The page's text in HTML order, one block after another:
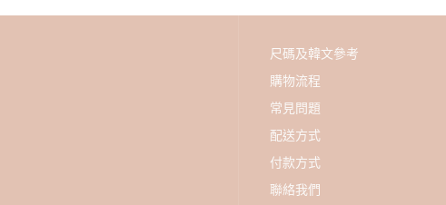
尺碼及韓文參考
購物流程
常見問題
配送方式
付款方式
聯絡我們